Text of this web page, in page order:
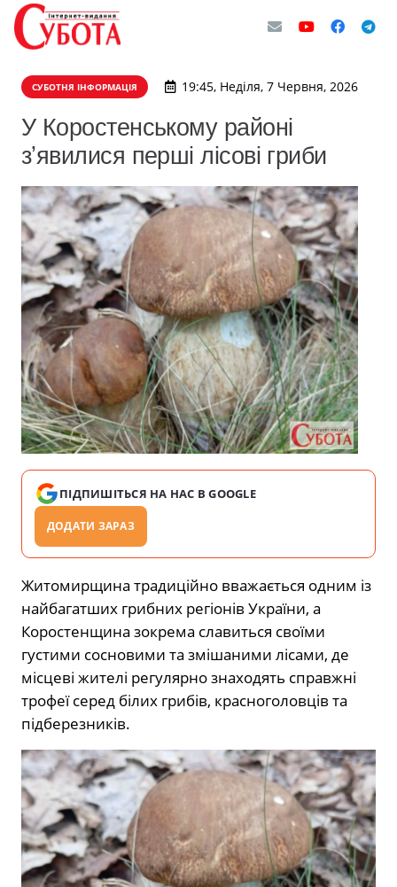
СУБОТНЯ ІНФОРМАЦІЯ 19:45, Неділя, 7 Червня, 2026
У Коростенському районі
зʼявилися перші лісові гриби
ПІДПИШІТЬСЯ НА НАС В GOOGLE
ДОДАТИ ЗАРАЗ
Житомирщина традиційно вважається одним із
найбагатших грибних регіонів України, а
Коростенщина зокрема славиться своїми
густими сосновими та змішаними лісами, де
місцеві жителі регулярно знаходять справжні
трофеї серед білих грибів, красноголовців та
підберезників.